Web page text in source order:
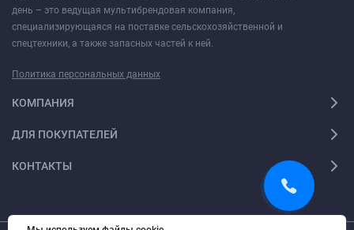
день – это ведущая мультибрендовая компания,
специализирующаяся на поставке сельскохозяйственной и
спецтехники, а также запасных частей к ней.
Политика персональных данных
КОМПАНИЯ
ДЛЯ ПОКУПАТЕЛЕЙ
КОНТАКТЫ